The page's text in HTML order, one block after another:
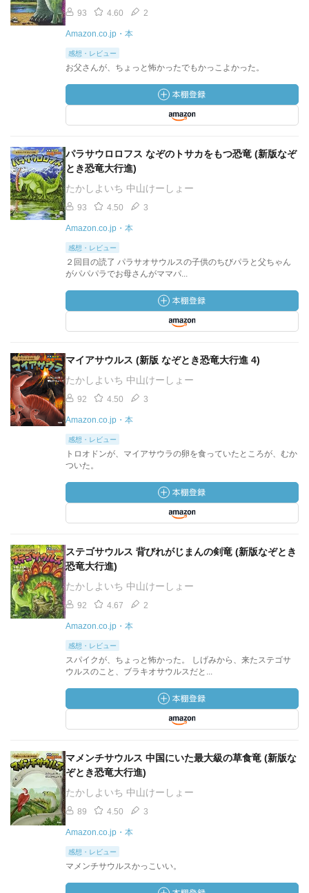
93 4.60 2
Amazon.co.jp・本
感想・レビュー
お父さんが、ちょっと怖かったでもかっこよかった。
パラサウロロフス なぞのトサカをもつ恐竜 (新版なぞ
とき恐竜大行進)
たかしよいち 中山けーしょー
93 4.50 3
Amazon.co.jp・本
感想・レビュー
２回目の読了 パラサオサウルスの子供のちびパラと父ちゃん
がパパパラでお母さんがママパ...
マイアサウルス (新版 なぞとき恐竜大行進 4)
たかしよいち 中山けーしょー
92 4.50 3
Amazon.co.jp・本
感想・レビュー
トロオドンが、マイアサウラの卵を食っていたところが、むか
ついた。
ステゴサウルス 背びれがじまんの剣竜 (新版なぞとき
恐竜大行進)
たかしよいち 中山けーしょー
92 4.67 2
Amazon.co.jp・本
感想・レビュー
スパイクが、ちょっと怖かった。 しげみから、来たステゴサ
ウルスのこと、ブラキオサウルスだと...
マメンチサウルス 中国にいた最大級の草食竜 (新版な
ぞとき恐竜大行進)
たかしよいち 中山けーしょー
89 4.50 3
Amazon.co.jp・本
感想・レビュー
マメンチサウルスかっこいい。